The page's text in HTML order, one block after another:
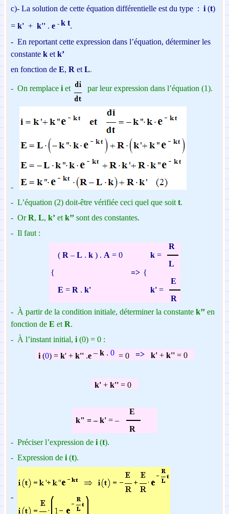
c)- La solution de cette équation différentielle est du type : i (t)
= k' + k'' . e - k t.
- En reportant cette expression dans l’équation, déterminer les
constante k et k’
en fonction de E, R et L.
- On remplace i et par leur expression dans l’équation (1).
-
- L’équation (2) doit-être vérifiée ceci quel que soit t.
- OrR, L, k’ et k’’ sont des constantes.
- Il faut :
{
( R – L . k ) . A = 0
=> {
k=
R
L
E = R . k' k'=
E
R
- À partir de la condition initiale, déterminer la constante k’’ en
fonction de E et R.
- À l’instant initial, i (0) = 0 :
i(0) = k' + k''.e – k . 0= 0 => k'+ k''= 0
k'+ k''= 0
k" =–k' = –
E
R
- Préciser l’expression de i (t).
- Expression de i (t).
-